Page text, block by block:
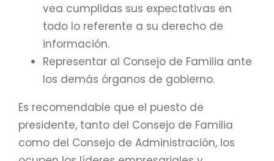
vea cumplidas sus expectativas en
todo lo referente a su derecho de
información.
Representar al Consejo de Familia ante
los demás órganos de gobierno.
Es recomendable que el puesto de
presidente, tanto del Consejo de Familia
como del Consejo de Administración, los